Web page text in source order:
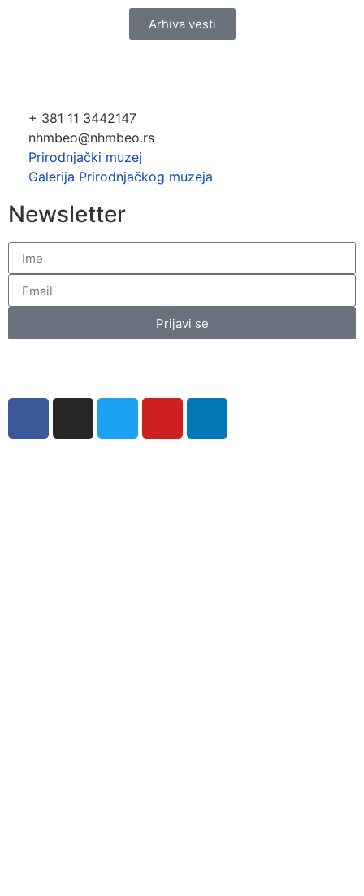
Arhiva vesti
+ 381 11 3442147
nhmbeo@nhmbeo.rs
Prirodnjački muzej
Galerija Prirodnjačkog muzeja
Newsletter
Prijavi se